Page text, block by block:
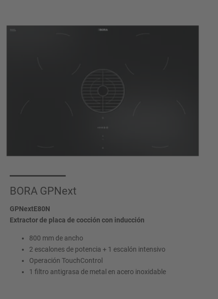
BORA GPNext
GPNextE80N
Extractor de placa de cocción con inducción
800 mm de ancho
2 escalones de potencia + 1 escalón intensivo
Operación TouchControl
1 filtro antigrasa de metal en acero inoxidable